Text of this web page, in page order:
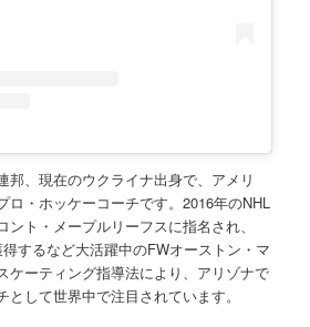
邦、現在のウクライナ出身で、アメリ
ロ・ホッケーコーチです。2016年のNHL
ント・メープルリーフスに指名され、
するなど大活躍中のFWオーストン・マ
ケーティング指導法により、アリゾナで
して世界中で注目されています。